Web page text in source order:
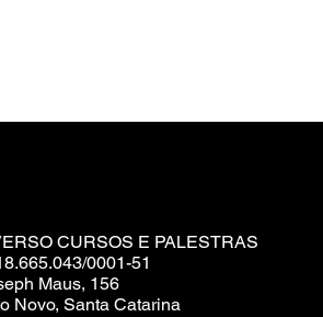
CURSOS E PALESTRAS
0001-51
Maus, 156
Novo, Santa Catarina